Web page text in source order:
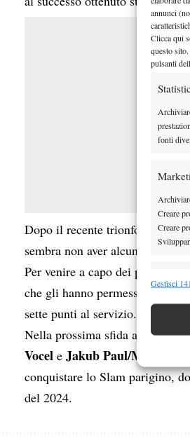
annunci
Clicca qui
questo
pulsanti
fonti
Creare
Creare
scelte
Gestisci
Dopo il recente trionfo agli
sembra non aver alcuna
Per venire a capo dei propri
che gli hanno permesso di
sette punti al servizio.
Nella prossima sfida
Vocel eJakub Paul/Marcus
conquistare lo Slam parigino,
del 2024.